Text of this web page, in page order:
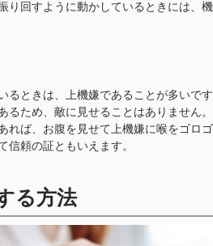
り回すように動かしているときには、
るときは、上機嫌であることが多いです
るため、敵に見せることはありません。
れば、お腹を見せて上機嫌に喉をゴロ
信頼の証ともいえます。
る方法